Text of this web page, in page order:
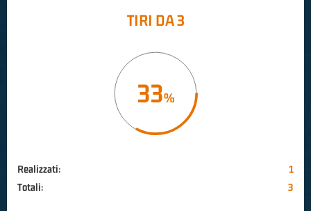
TIRI DA 3
33
Realizzati:
1
Totali:
3